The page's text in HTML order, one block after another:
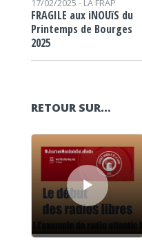
FRAGILE aux iNOUïS du
Printemps de Bourges
2025
RETOUR SUR…
Lecteur audio